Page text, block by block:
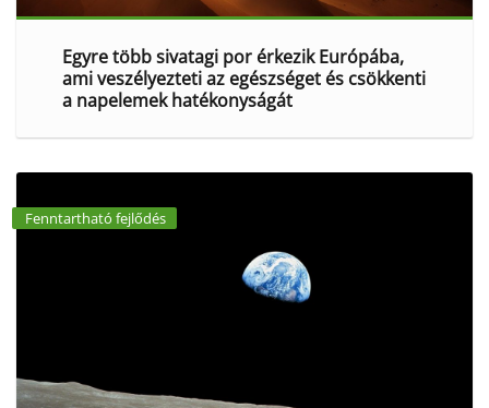
Egyre több sivatagi por érkezik Európába,
ami veszélyezteti az egészséget és csökkenti
a napelemek hatékonyságát
Fenntartható fejlődés